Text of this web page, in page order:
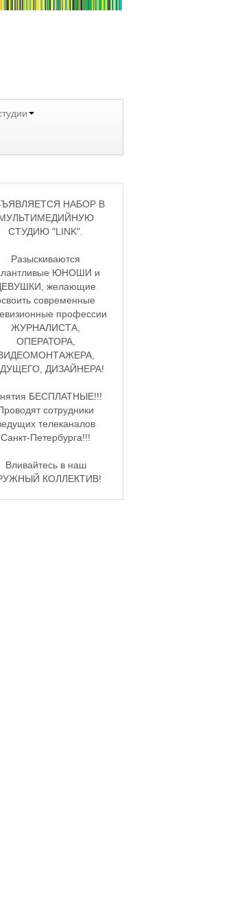
НАБОР В
СТУДИЮ "LINK".
Разыскиваются
ЮНОШИ и
желающие
современные
профессии
ЖУРНАЛИСТА,
ОПЕРАТОРА,
ДИЗАЙНЕРА!
БЕСПЛАТНЫЕ!!!
сотрудники
телеканалов
Санкт-Петербурга!!!
Вливайтесь в наш
КОЛЛЕКТИВ!